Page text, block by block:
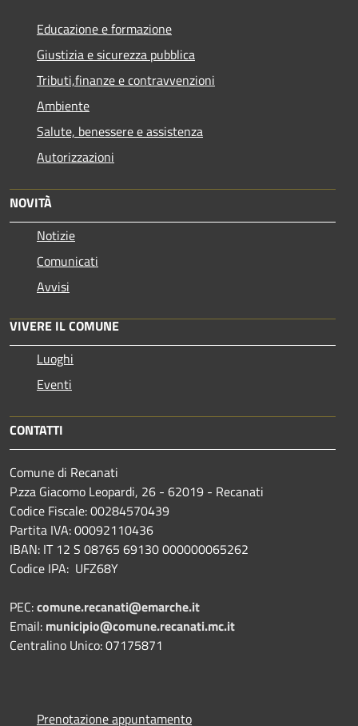
Educazione e formazione
Giustizia e sicurezza pubblica
Tributi,finanze e contravvenzioni
Ambiente
Salute, benessere e assistenza
Autorizzazioni
NOVITÀ
Notizie
Comunicati
Avvisi
VIVERE IL COMUNE
Luoghi
Eventi
CONTATTI
Comune di Recanati
P.zza Giacomo Leopardi, 26 - 62019 - Recanati
Codice Fiscale: 00284570439
Partita IVA: 00092110436
IBAN: IT 12 S 08765 69130 000000065262
Codice IPA: UFZ68Y
PEC:comune.recanati@emarche.it
Email: municipio@comune.recanati.mc.it
Centralino Unico: 07175871
Prenotazione appuntamento